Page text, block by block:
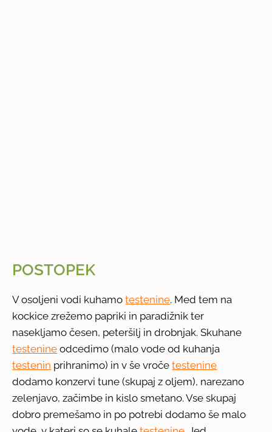
POSTOPEK
V osoljeni vodi kuhamotestenine. Med tem na
kockice zrežemo papriki in paradižnik ter
nasekljamo česen, peteršilj in drobnjak. Skuhane
testenine odcedimo (malo vode od kuhanja
testenin prihranimo) in v še vročetestenine
dodamo konzervi tune (skupaj z oljem), narezano
zelenjavo, začimbe in kislo smetano. Vse skupaj
dobro premešamo in po potrebi dodamo še malo